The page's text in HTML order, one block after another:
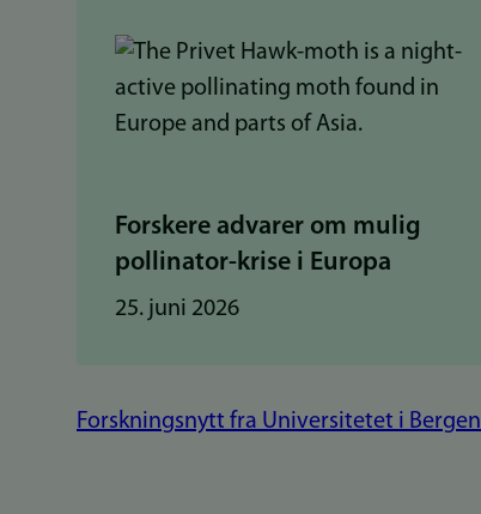
Forskere advarer om mulig
pollinator-krise i Europa
25. juni 2026
Forskningsnytt fra Universitetet i Bergen